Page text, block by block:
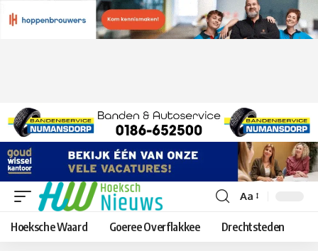
Lettergrootte
aanpassen
Aa
Hoeksche Waard Goeree Overflakkee Drechtsteden